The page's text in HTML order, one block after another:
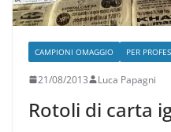
CAMPIONI OMAGGIO PER
21/08/2013 Luca Papagni
Rotoli di carta